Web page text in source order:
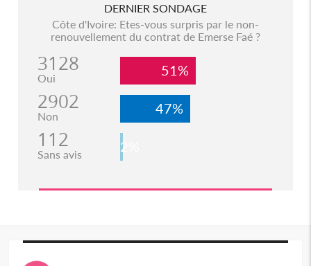
DERNIER SONDAGE
Côte d'Ivoire: Etes-vous surpris par le non-
renouvellement du contrat de Emerse Faé ?
3128
Oui 51%
2902
Non 47%
112
Sans avis 2%